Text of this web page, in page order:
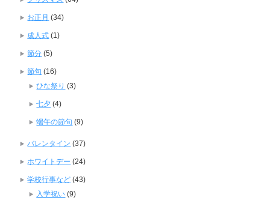
お正月 (34)
成人式 (1)
節分 (5)
節句 (16)
ひな祭り (3)
七夕 (4)
端午の節句 (9)
バレンタイン (37)
ホワイトデー (24)
学校行事など (43)
入学祝い (9)